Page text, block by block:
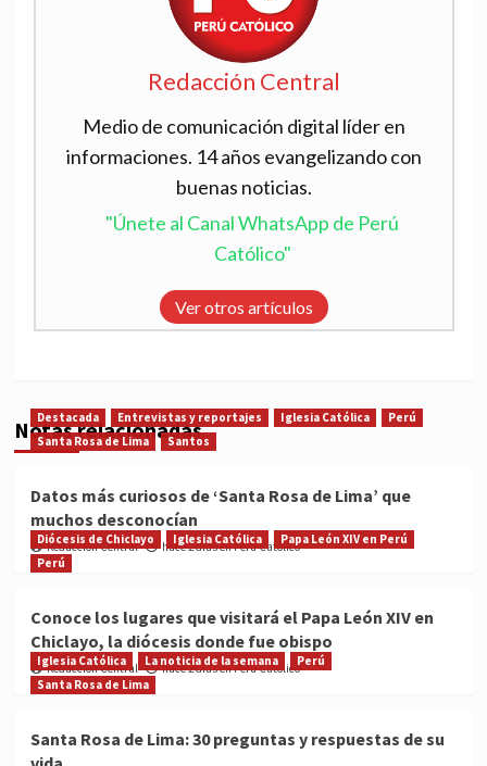
Redacción Central
Medio de comunicación digital líder en
informaciones. 14 años evangelizando con
buenas noticias.
"Únete al Canal WhatsApp de Perú
Católico"
Ver otros artículos
Notas relacionadas
Destacada Entrevistas y reportajes Iglesia Católica
Perú
Santa Rosa de Lima
Santos
Datos más curiosos de ‘Santa Rosa de Lima’ que
muchos desconocían
Redacción Central hace 2 días en Perú Católico
Diócesis de Chiclayo Iglesia Católica
Papa León XIV en Perú
Perú
Conoce los lugares que visitará el Papa León XIV en
Chiclayo, la diócesis donde fue obispo
Redacción Central hace 2 días en Perú Católico
Iglesia Católica La noticia de la semana
Perú
Santa Rosa de Lima
Santa Rosa de Lima: 30 preguntas y respuestas de su